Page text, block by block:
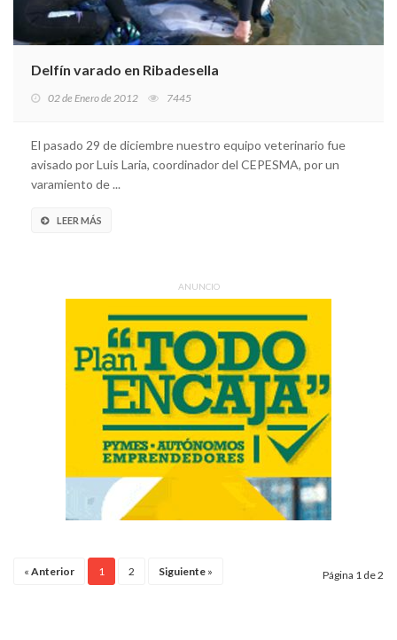
Delfín varado en Ribadesella
02 de Enero de 2012 7445
El pasado 29 de diciembre nuestro equipo veterinario fue
avisado por Luis Laria, coordinador del CEPESMA, por un
varamiento de ...
LEER MÁS
ANUNCIO
« Anterior 1 2 Siguiente » Página 1 de 2